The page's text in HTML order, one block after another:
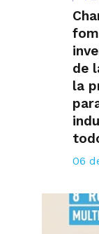
de
la
06